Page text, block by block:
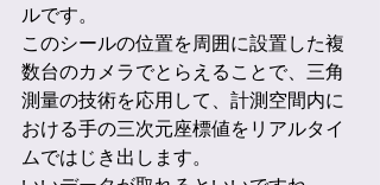
ルです。
このシールの位置を周囲に設置した複
数台のカメラでとらえることで、三角
測量の技術を応用して、計測空間内に
おける手の三次元座標値をリアルタイ
ムではじき出します。